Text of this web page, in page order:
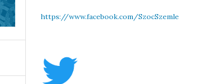
https://www.facebook.com/SzocSzemle